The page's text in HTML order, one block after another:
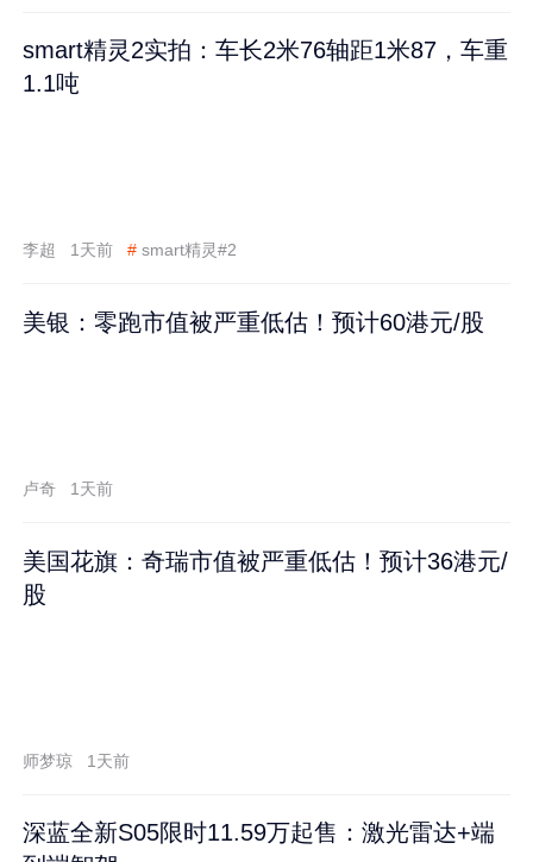
smart精灵2实拍：车长2米76轴距1米87，车重
1.1吨
李超 1天前 # smart精灵#2
美银：零跑市值被严重低估！预计60港元/股
卢奇 1天前
美国花旗：奇瑞市值被严重低估！预计36港元/
股
师梦琼 1天前
深蓝全新S05限时11.59万起售：激光雷达+端